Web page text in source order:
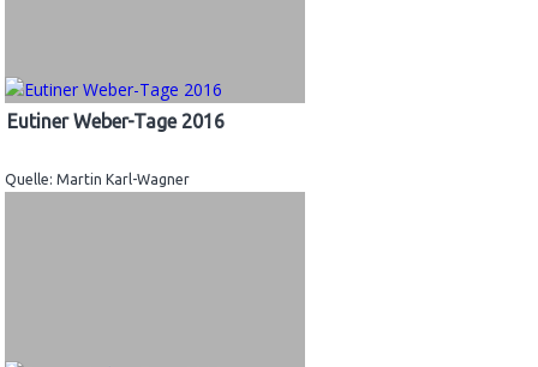
Eutiner Weber-Tage 2016
Quelle: Martin Karl-Wagner